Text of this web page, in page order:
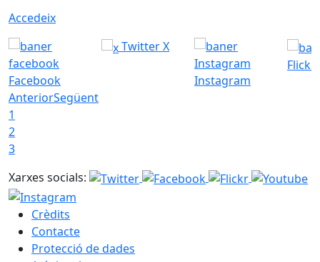
Accedeix
Facebook
Twitter X
Instagram
Flickr
AnteriorSegüent
1
2
3
Xarxes socials:
Crèdits
Contacte
Protecció de dades